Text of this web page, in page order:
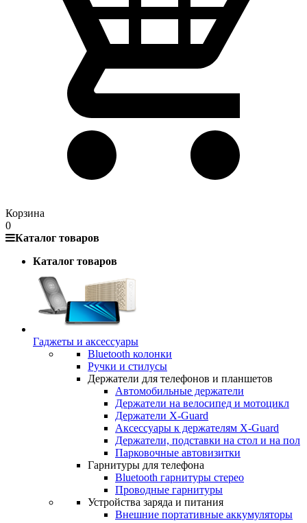
Корзина
0
Каталог товаров
Каталог товаров
Гаджеты и аксессуары
Bluetooth колонки
Ручки и стилусы
Держатели для телефонов и планшетов
Автомобильные держатели
Держатели на велосипед и мотоцикл
Держатели X-Guard
Аксессуары к держателям X-Guard
Держатели, подставки на стол и на пол
Парковочные автовизитки
Гарнитуры для телефона
Bluetooth гарнитуры стерео
Проводные гарнитуры
Устройства заряда и питания
Внешние портативные аккумуляторы